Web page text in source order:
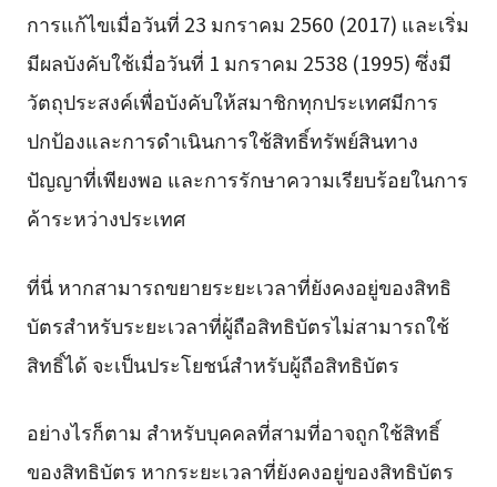
การแก้ไขเมื่อวันที่ 23 มกราคม 2560 (2017) และเริ่ม
มีผลบังคับใช้เมื่อวันที่ 1 มกราคม 2538 (1995) ซึ่งมี
วัตถุประสงค์เพื่อบังคับให้สมาชิกทุกประเทศมีการ
ปกป้องและการดำเนินการใช้สิทธิ์ทรัพย์สินทาง
ปัญญาที่เพียงพอ และการรักษาความเรียบร้อยในการ
ค้าระหว่างประเทศ
ที่นี่ หากสามารถขยายระยะเวลาที่ยังคงอยู่ของสิทธิ
บัตรสำหรับระยะเวลาที่ผู้ถือสิทธิบัตรไม่สามารถใช้
สิทธิ์ได้ จะเป็นประโยชน์สำหรับผู้ถือสิทธิบัตร
อย่างไรก็ตาม สำหรับบุคคลที่สามที่อาจถูกใช้สิทธิ์
ของสิทธิบัตร หากระยะเวลาที่ยังคงอยู่ของสิทธิบัตร